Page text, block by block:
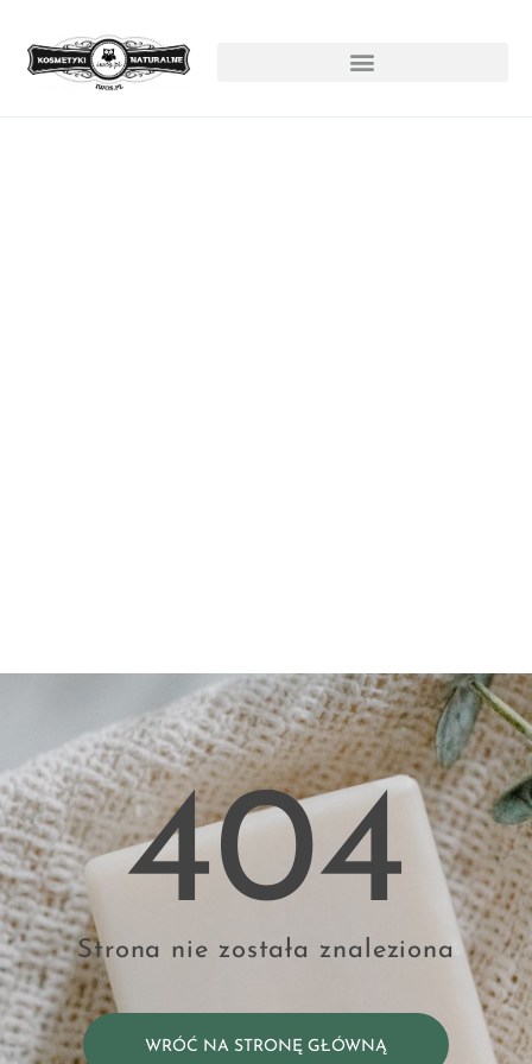
404
Strona nie została znaleziona
WRÓĆ NA STRONĘ GŁÓWNĄ